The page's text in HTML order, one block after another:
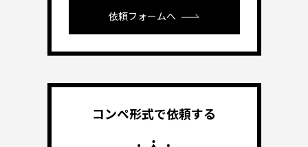
依頼フォームへ
コンペ形式で依頼する